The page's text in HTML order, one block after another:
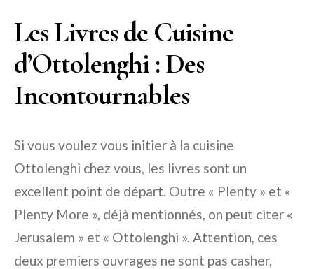
Les Livres de Cuisine
d’Ottolenghi : Des
Incontournables
Si vous voulez vous initier à la cuisine
Ottolenghi chez vous, les livres sont un
excellent point de départ. Outre « Plenty » et «
Plenty More », déjà mentionnés, on peut citer «
Jerusalem » et « Ottolenghi ». Attention, ces
deux premiers ouvrages ne sont pas casher,